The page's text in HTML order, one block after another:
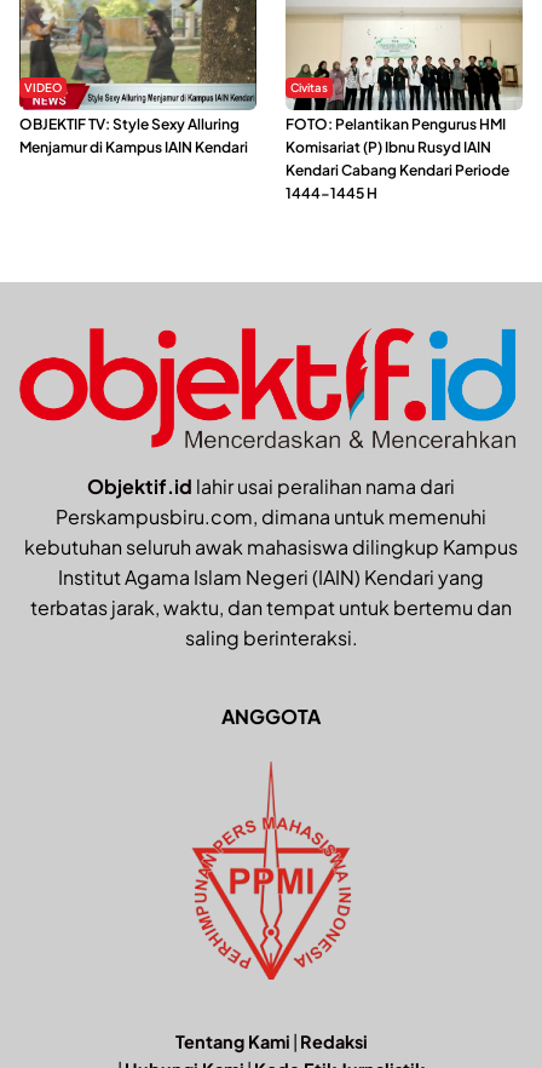
VIDEO
OBJEKTIF TV: Style Sexy Alluring
Menjamur di Kampus IAIN Kendari
Civitas
FOTO: Pelantikan Pengurus HMI
Komisariat (P) Ibnu Rusyd IAIN
Kendari Cabang Kendari Periode
1444-1445 H
Objektif.id lahir usai peralihan nama dari
Perskampusbiru.com, dimana untuk memenuhi
kebutuhan seluruh awak mahasiswa dilingkup Kampus
Institut Agama Islam Negeri (IAIN) Kendari yang
terbatas jarak, waktu, dan tempat untuk bertemu dan
saling berinteraksi.
ANGGOTA
Tentang Kami | Redaksi